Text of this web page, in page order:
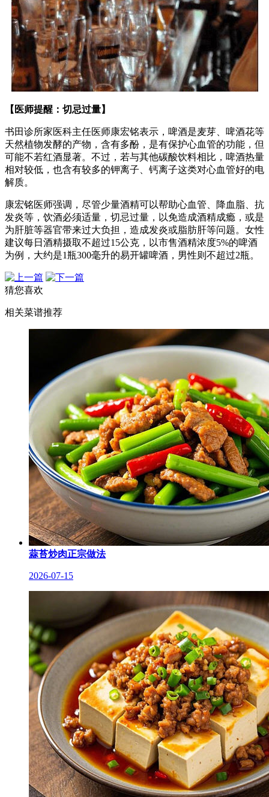
【医师提醒：切忌过量】
书田诊所家医科主任医师康宏铭表示，啤酒是麦芽、啤酒花等
天然植物发酵的产物，含有多酚，是有保护心血管的功能，但
可能不若红酒显著。不过，若与其他碳酸饮料相比，啤酒热量
相对较低，也含有较多的钾离子、钙离子这类对心血管好的电
解质。
康宏铭医师强调，尽管少量酒精可以帮助心血管、降血脂、抗
发炎等，饮酒必须适量，切忌过量，以免造成酒精成瘾，或是
为肝脏等器官带来过大负担，造成发炎或脂肪肝等问题。女性
建议每日酒精摄取不超过15公克，以市售酒精浓度5%的啤酒
为例，大约是1瓶300毫升的易开罐啤酒，男性则不超过2瓶。
猜您喜欢
相关菜谱推荐
蒜苔炒肉正宗做法
2026-07-15